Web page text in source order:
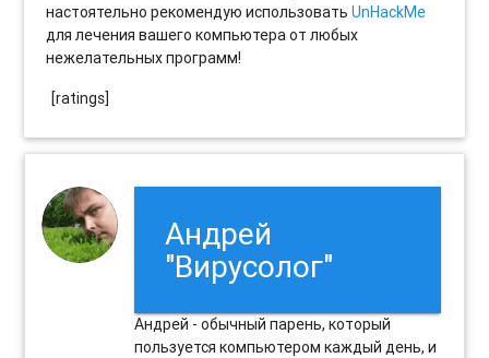
настоятельно рекомендую использоватьUnHackMe
для лечения вашего компьютера от любых
нежелательных программ!
[ratings]
Андрей
"Вирусолог"
Андрей - обычный парень, который
пользуется компьютером каждый день, и